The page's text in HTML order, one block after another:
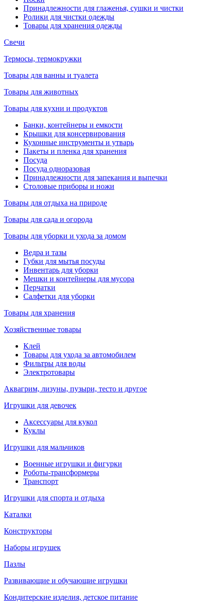
Принадлежности для глаженья, сушки и чистки
Ролики для чистки одежды
Товары для хранения одежды
Свечи
Термосы, термокружки
Товары для ванны и туалета
Товары для животных
Товары для кухни и продуктов
Банки, контейнеры и емкости
Крышки для консервирования
Кухонные инструменты и утварь
Пакеты и пленка для хранения
Посуда
Посуда одноразовая
Принадлежности для запекания и выпечки
Столовые приборы и ножи
Товары для отдыха на природе
Товары для сада и огорода
Товары для уборки и ухода за домом
Ведра и тазы
Губки для мытья посуды
Инвентарь для уборки
Мешки и контейнеры для мусора
Перчатки
Салфетки для уборки
Товары для хранения
Хозяйственные товары
Клей
Товары для ухода за автомобилем
Фильтры для воды
Электротовары
Аквагрим, лизуны, пузыри, тесто и другое
Игрушки для девочек
Аксессуары для кукол
Куклы
Игрушки для мальчиков
Военные игрушки и фигурки
Роботы-трансформеры
Транспорт
Игрушки для спорта и отдыха
Каталки
Конструкторы
Наборы игрушек
Пазлы
Развивающие и обучающие игрушки
Кондитерские изделия, детское питание